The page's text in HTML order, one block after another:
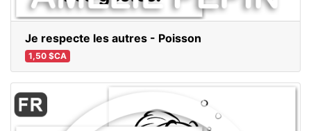
Je respecte les autres - Poisson
1,50 $CA